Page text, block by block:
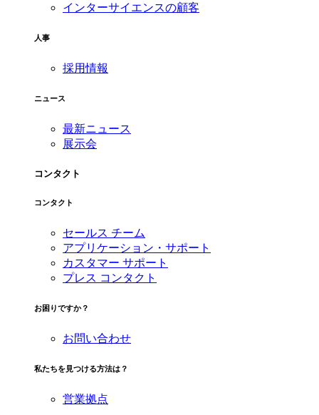
インターサイエンスの顧客
人事
採用情報
ニュース
最新ニュース
展示会
コンタクト
コンタクト
セールス チーム
アプリケーション・サポート
カスタマー サポート
プレス コンタクト
お困りですか？
お問い合わせ
私たちを見つける方法は？
営業拠点